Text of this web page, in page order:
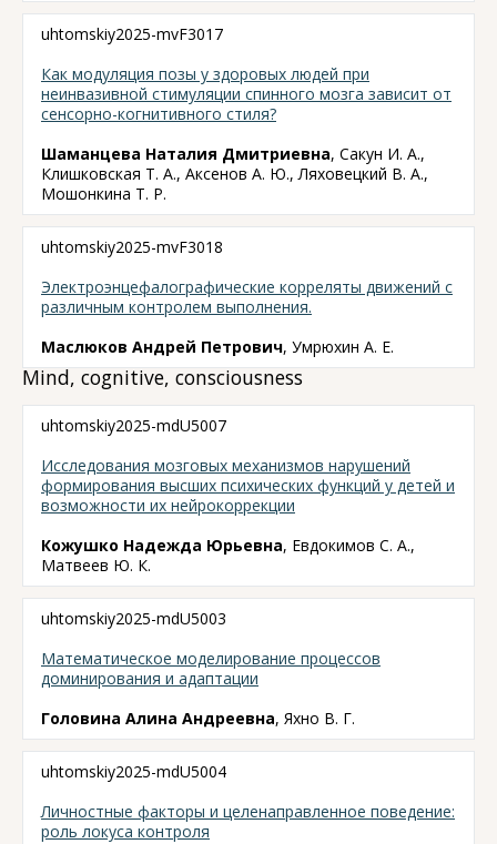
uhtomskiy2025-mvF3017
Как модуляция позы у здоровых людей при
неинвазивной стимуляции спинного мозга зависит от
сенсорно-когнитивного стиля?
Шаманцева Наталия Дмитриевна, Сакун И. А.,
Клишковская Т. А., Аксенов А. Ю., Ляховецкий В. А.,
Мошонкина Т. Р.
uhtomskiy2025-mvF3018
Электроэнцефалографические корреляты движений с
различным контролем выполнения.
Маслюков Андрей Петрович, Умрюхин А. Е.
Mind, cognitive, consciousness
uhtomskiy2025-mdU5007
Исследования мозговых механизмов нарушений
формирования высших психических функций у детей и
возможности их нейрокоррекции
Кожушко Надежда Юрьевна, Евдокимов С. А.,
Матвеев Ю. К.
uhtomskiy2025-mdU5003
Математическое моделирование процессов
доминирования и адаптации
Головина Алина Андреевна, Яхно В. Г.
uhtomskiy2025-mdU5004
Личностные факторы и целенаправленное поведение:
роль локуса контроля